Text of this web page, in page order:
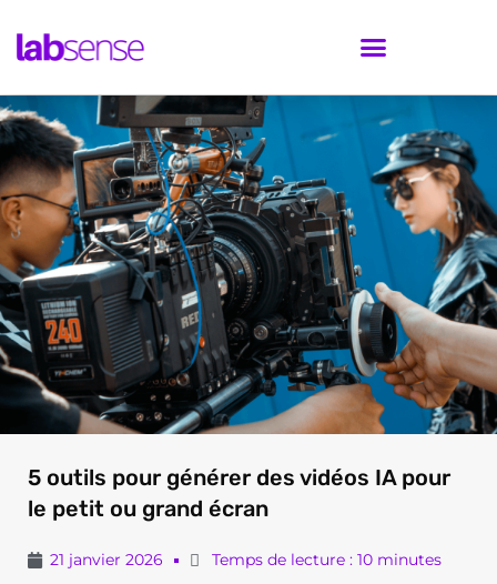
5 outils pour générer des vidéos IA pour
le petit ou grand écran
21 janvier 2026 Temps de lecture : 10 minutes